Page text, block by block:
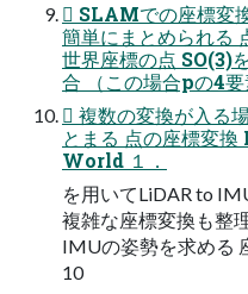
 SLAMでの座標変
簡単にまとめられる
世界座標の点 SO(3)
合 （この場合pの4
 複数の変換が入る
とまる 点の座標変
World １．
を用いてLiDAR to
複雑な座標変換も整
IMUの姿勢を求める
10